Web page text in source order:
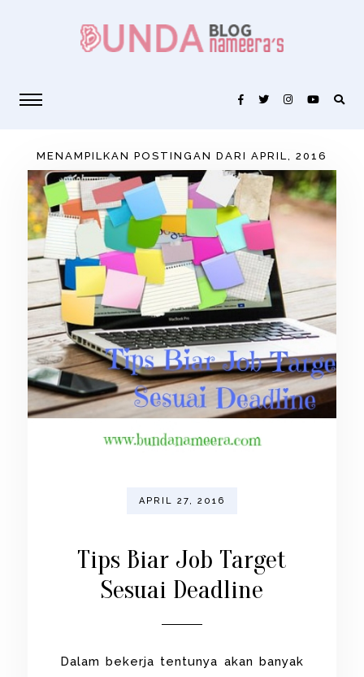
MENAMPILKAN POSTINGAN DARI APRIL, 2016
APRIL 27, 2016
Tips Biar Job Target
Sesuai Deadline
Dalam bekerja tentunya akan banyak